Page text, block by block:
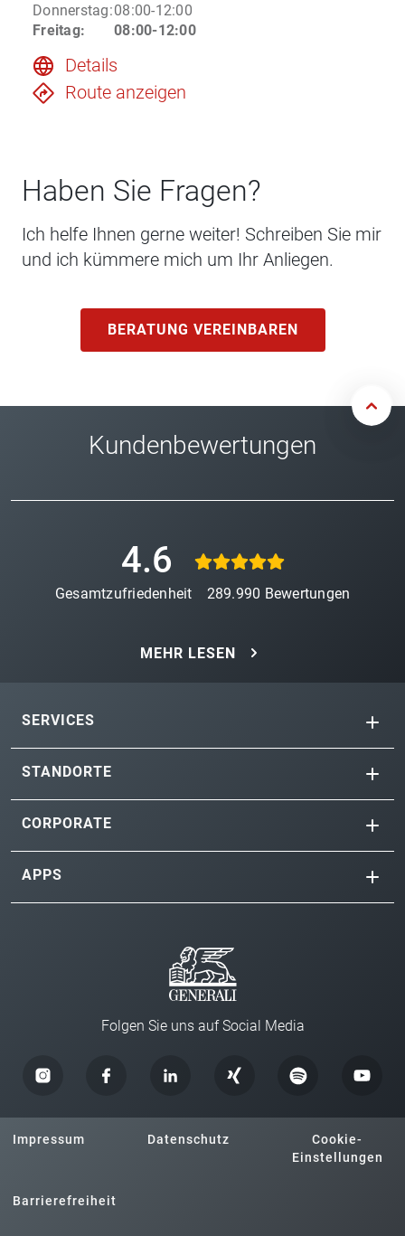
Donnerstag:08:00-12:00
Freitag: 08:00-12:00
Details
Route anzeigen
Haben Sie Fragen?
Ich helfe Ihnen gerne weiter! Schreiben Sie mir
und ich kümmere mich um Ihr Anliegen.
BERATUNG VEREINBAREN
Kundenbewertungen
4.6
Gesamtzufriedenheit 289.990 Bewertungen
MEHR LESEN
SERVICES
STANDORTE
CORPORATE
APPS
Folgen Sie uns auf Social Media
Impressum Datenschutz
Cookie-
Einstellungen
Barrierefreiheit